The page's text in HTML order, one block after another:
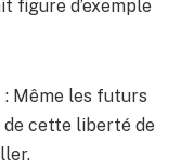
figure d’exemple
: Même les futurs
de cette liberté de